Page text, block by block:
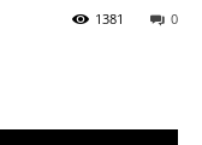
0
1381